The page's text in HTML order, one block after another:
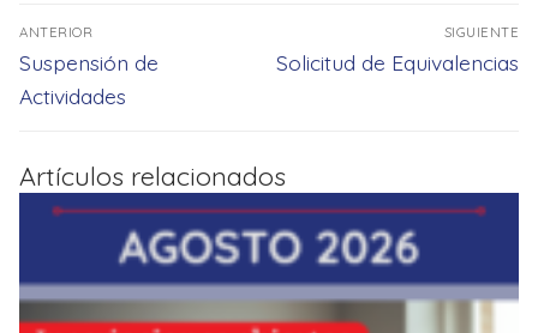
Navegación
de
entradas
ANTERIOR
Entrada
anterior:
Suspensión de
Actividades
SIGUIENTE
Entrada
Solicitud de Equivalencias
Artículos relacionados